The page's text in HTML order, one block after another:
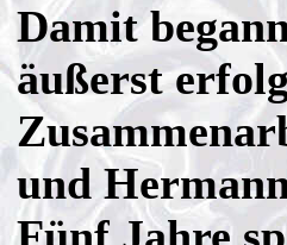
Damit
äußerst
und